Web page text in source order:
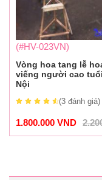
(#HV-023VN)
Vòng hoa tang lễ
viếng người cao
Nội
(3 đánh giá)
1.800.000 VND